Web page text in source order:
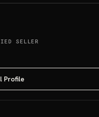
SELLER
Profile